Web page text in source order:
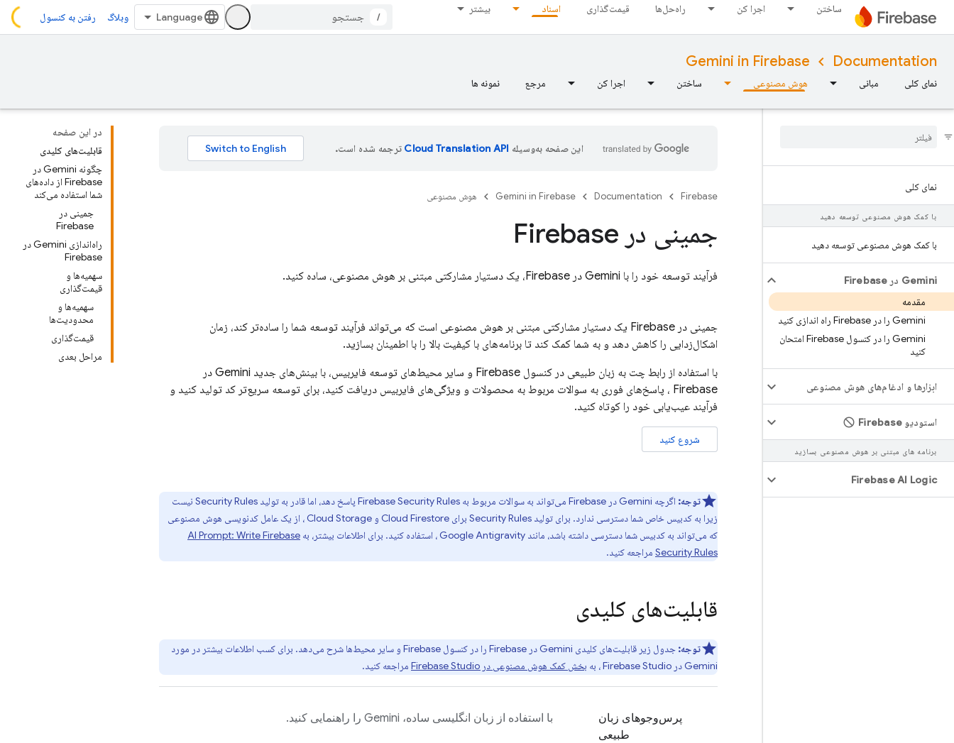
ساختن اجرا کن راه‌حل‌ها قیمت‌گذاری اسناد بیشتر
/ وبلاگ رفتن به کنسول
Documentation
Gemini in Firebase
نمای کلی مبانی هوش مصنوعی ساختن اجرا کن مرجع نمونه ها
نمای کلی
با کمک هوش مصنوعی توسعه دهید
با کمک هوش مصنوعی توسعه دهید
Gemini در Firebase
مقدمه
Gemini را در Firebase راه اندازی کنید
Gemini را در کنسول Firebase امتحان
کنید
ابزارها و ادغام‌های هوش مصنوعی
استودیو Firebase
برنامه های مبتنی بر هوش مصنوعی بسازید
Firebase AI Logic
در این صفحه
قابلیت‌های کلیدی
چگونه Gemini در
Firebase از داده‌های
شما استفاده می‌کند
جمینی در
Firebase
راه‌اندازی Gemini در
Firebase
سهمیه‌ها و
قیمت‌گذاری
سهمیه‌ها و
محدودیت‌ها
قیمت‌گذاری
مراحل بعدی
این صفحه به‌وسیله ترجمه شده است.
Firebase
Documentation
Gemini in Firebase هوش مصنوعی
جمینی در Firebase
فرآیند توسعه خود را با Gemini در Firebase، یک دستیار مشارکتی مبتنی بر هوش مصنوعی، ساده کنید.
جمینی در Firebase یک دستیار مشارکتی مبتنی بر هوش مصنوعی است که می‌تواند فرآیند توسعه شما را ساده‌تر کند، زمان
اشکال‌زدایی را کاهش دهد و به شما کمک کند تا برنامه‌های با کیفیت بالا را با اطمینان بسازید.
با استفاده از رابط چت به زبان طبیعی در کنسول Firebase و سایر محیط‌های توسعه فایربیس، با بینش‌های جدید Gemini در
Firebase ، پاسخ‌های فوری به سوالات مربوط به محصولات و ویژگی‌های فایربیس دریافت کنید، برای توسعه سریع‌تر کد تولید کنید و
فرآیند عیب‌یابی خود را کوتاه کنید.
شروع کنید
توجه: اگرچه Gemini در Firebase می‌تواند به سوالات مربوط بهFirebase Security Rules پاسخ دهد، اما قادر به تولیدSecurity Rules نیست
زیرا به کدبیس خاص شما دسترسی ندارد. برای تولید Security Rules برای Cloud Firestore و Cloud Storage ، از یک عامل کدنویسی هوش مصنوعی
که می‌تواند به کدبیس شما دسترسی داشته باشد، مانند Google Antigravity ، استفاده کنید. برای اطلاعات بیشتر، به AI Prompt: WriteFirebase
Security Rules مراجعه کنید.
قابلیت‌های کلیدی
توجه: جدول زیر قابلیت‌های کلیدی Gemini در Firebase را در کنسولFirebase و سایر محیط‌ها شرح می‌دهد. برای کسب اطلاعات بیشتر در مورد
Gemini در Firebase Studio، به بخش کمک هوش مصنوعی در Firebase Studio مراجعه کنید.
پرس‌وجوهای زبان
طبیعی
با استفاده از زبان انگلیسی ساده، Gemini را راهنمایی کنید.